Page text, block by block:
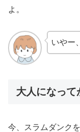
よ。
いやー
大人になって
今、スラムダンク